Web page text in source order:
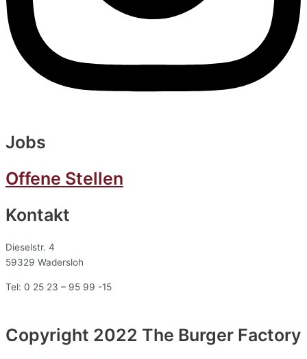
Jobs
Offene Stellen
Kontakt
Dieselstr. 4
59329 Wadersloh
Tel: 0 25 23 – 95 99 -15
Copyright 2022 The Burger Factory